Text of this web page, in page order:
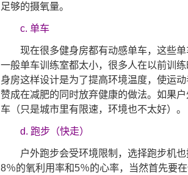
足够的摄氧量。
c. 单车
现在很多健身房都有动感单车，这些单
一般单车训练室都太小，很多人在以前训
身房这样设计是为了提高环境温度，使运
赞成在减肥的同时放弃健康的做法。如果
车（只是城市里有限速，环境也不太好）。
d. 跑步（快走）
户外跑步会受环境限制，选择跑步机也
8％的氧利用率和5％的心率，当然首先要